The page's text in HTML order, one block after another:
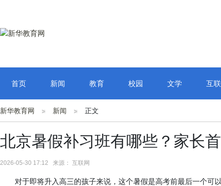
首页 新闻 教育 校园 文学 互
新华教育网 新闻 正文
北京暑假补习班有哪些？家长
2026-05-30 17:12 来源： 互联网
对于即将升入高三的孩子来说，这个暑假是高考前最后一个可